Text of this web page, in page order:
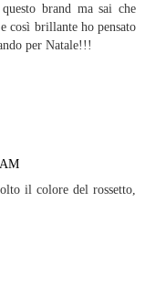
brand ma sai che
così brillante ho pensato
per Natale!!!
il colore del rossetto,